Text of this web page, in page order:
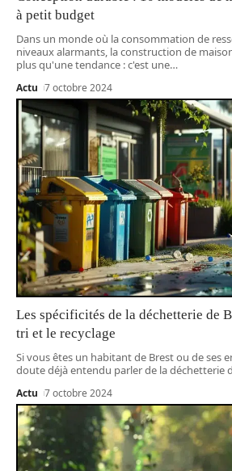
à petit budget
Dans un monde où la consommation de
niveaux alarmants, la construction de
plus qu'une tendance : c'est une…
Actu 7 octobre 2024
Les spécificités de la déchetterie de
tri et le recyclage
Si vous êtes un habitant de Brest ou de ses
doute déjà entendu parler de la déchetterie
Actu 7 octobre 2024